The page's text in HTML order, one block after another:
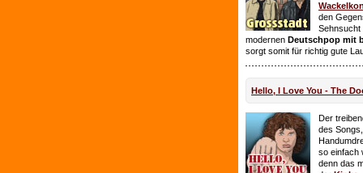
den
Sehnsucht
modernen Deutschpop mit
sorgt somit für richtig gute
Hello, I Love You - The
Der
des
so einfach
denn das